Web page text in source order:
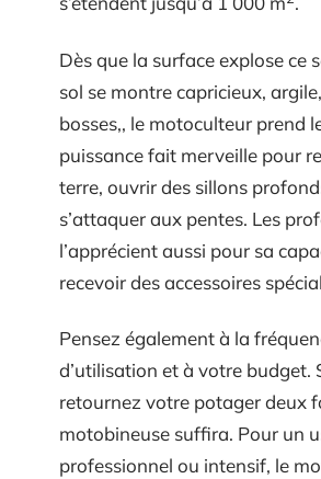
Dès que la surface explose ce
sol se montre capricieux,
bosses,, le motoculteur prend
puissance fait merveille pour
terre, ouvrir des sillons
s’attaquer aux pentes. Les
l’apprécient aussi pour sa
recevoir des accessoires
Pensez également à la
d’utilisation et à votre budget.
retournez votre potager deux
motobineuse suffira. Pour un
professionnel ou intensif, le